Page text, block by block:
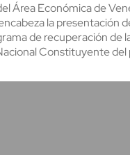
Área Económica de
la presentación
de recuperación de
Constituyente del